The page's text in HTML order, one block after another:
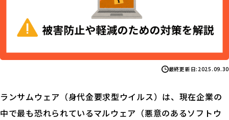
最終更新日: 2025.09.30
ランサムウェア（身代金要求型ウイルス）は、現在企業の
中で最も恐れられているマルウェア（悪意のあるソフトウ